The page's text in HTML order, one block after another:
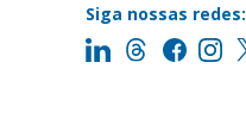
Siga nossas redes: